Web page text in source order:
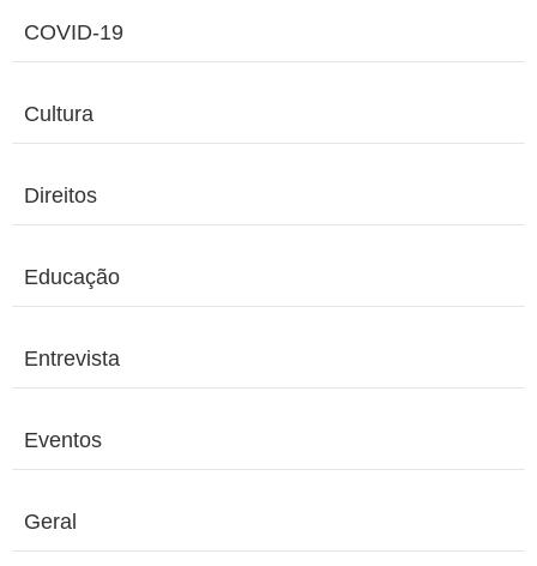
COVID-19
Cultura
Direitos
Educação
Entrevista
Eventos
Geral